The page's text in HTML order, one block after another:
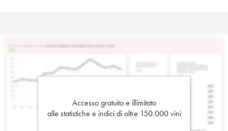
Accesso gratuito e illimitato
alle statistiche e indici di oltre 150.000 vini